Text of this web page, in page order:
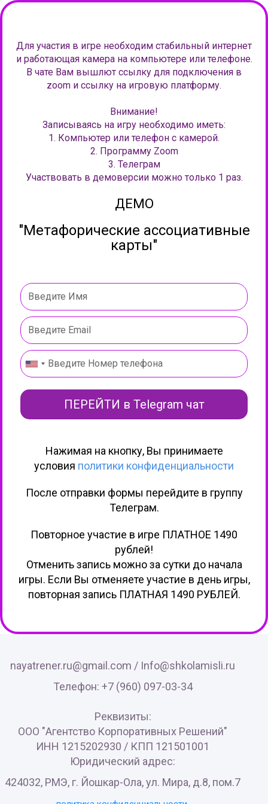
Для участия в игре необходим стабильный интернет
и работающая камера на компьютере или телефоне.
В чате Вам вышлют ссылку для подключения в
zoom и ссылку на игровую платформу.
Внимание!
Записываясь на игру необходимо иметь:
1. Компьютер или телефон с камерой.
2. Программу Zoom
3. Телеграм
Участвовать в демоверсии можно только 1 раз.
ДЕМО
"Метафорические ассоциативные
карты"
ПЕРЕЙТИ в Telegram чат
Нажимая на кнопку, Вы принимаете
условия политики конфиденциальности
После отправки формы перейдите в группу
Телеграм.
Повторное участие в игре ПЛАТНОЕ 1490
рублей!
Отменить запись можно за сутки до начала
игры. Если Вы отменяете участие в день игры,
повторная запись ПЛАТНАЯ 1490 РУБЛЕЙ.
nayatrener.ru@gmail.com / Info@shkolamisli.ru
Телефон: +7 (960) 097-03-34
Реквизиты:
ООО "Агентство Корпоративных Решений"
ИНН 1215202930 / КПП 121501001
Юридический адрес:
424032, РМЭ, г. Йошкар-Ола, ул. Мира, д.8, пом.7